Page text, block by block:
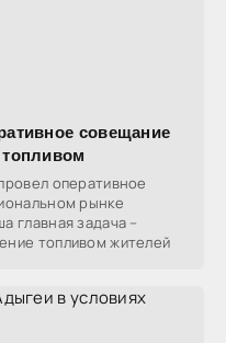
совещание
оперативное
рынке
главная задача –
топливом жителей